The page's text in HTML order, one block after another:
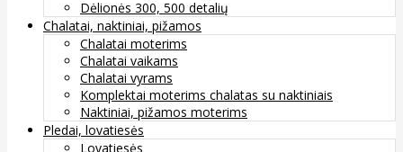
Dėlionės 300, 500 detalių
Chalatai, naktiniai, pižamos
Chalatai moterims
Chalatai vaikams
Chalatai vyrams
Komplektai moterims chalatas su naktiniais
Naktiniai, pižamos moterims
Pledai, lovatiesės
Lovatiesės